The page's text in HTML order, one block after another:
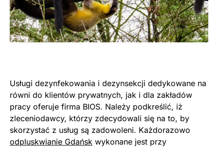
Usługi dezynfekowania i dezynsekcji dedykowane na
równi do klientów prywatnych, jak i dla zakładów
pracy oferuje firma BIOS. Należy podkreślić, iż
zleceniodawcy, którzy zdecydowali się na to, by
skorzystać z usług są zadowoleni. Każdorazowo
odpluskwianie Gdańsk wykonane jest przy